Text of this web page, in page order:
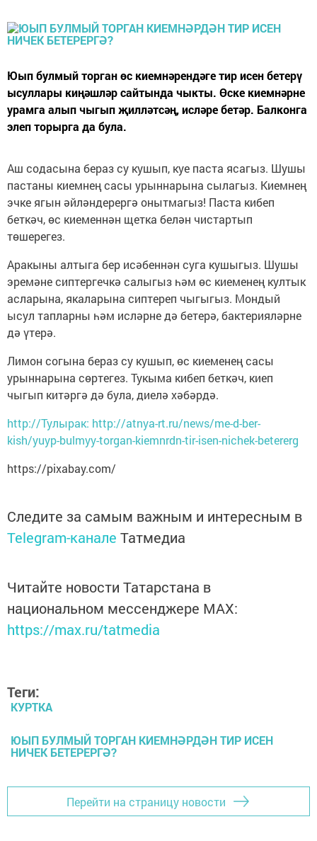
Юып булмый торган өс киемнәрендәге тир исен бетерү
ысуллары киңәшләр сайтында чыкты. Өске киемнәрне
урамга алып чыгып җилләтсәң, исләре бетәр. Балконга
элеп торырга да була.
Аш содасына бераз су кушып, куе паста ясагыз. Шушы
пастаны киемнең сасы урыннарына сылагыз. Киемнең
эчке ягын әйләндерергә онытмагыз! Паста кибеп
беткәч, өс киеменнән щетка белән чистартып
төшерегез.
Аракыны алтыга бер исәбеннән суга кушыгыз. Шушы
эремәне сиптергечкә салыгыз һәм өс киеменең култык
асларына, якаларына сиптереп чыгыгыз. Мондый
ысул тапларны һәм исләрне дә бетерә, бактерияләрне
дә үтерә.
Лимон согына бераз су кушып, өс киеменең сасы
урыннарына сөртегез. Тукыма кибеп беткәч, киеп
чыгып китәргә дә була, диелә хәбәрдә.
http://Тулырак: http://atnya-rt.ru/news/me-d-ber-
kish/yuyp-bulmyy-torgan-kiemnrdn-tir-isen-nichek-betererg
https://pixabay.com/
Следите за самым важным и интересным в
Telegram-канале Татмедиа
Читайте новости Татарстана в
национальном мессенджере MАХ:
https://max.ru/tatmedia
Теги:
КУРТКА
ЮЫП БУЛМЫЙ ТОРГАН КИЕМНӘРДӘН ТИР ИСЕН
НИЧЕК БЕТЕРЕРГӘ?
Перейти на страницу новости